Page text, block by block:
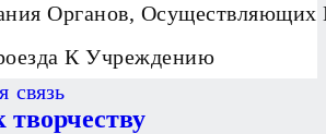
Органов, Осуществляющих
К Учреждению
связь